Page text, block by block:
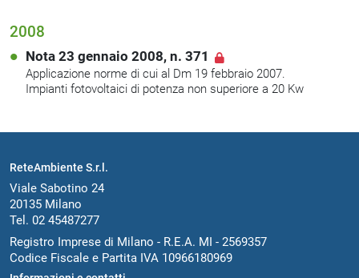
2008
Nota 23 gennaio 2008, n. 371
Applicazione norme di cui al Dm 19 febbraio 2007.
Impianti fotovoltaici di potenza non superiore a 20 Kw
ReteAmbiente S.r.l.
Viale Sabotino 24
20135 Milano
Tel. 02 45487277
Registro Imprese di Milano - R.E.A. MI - 2569357
Codice Fiscale e Partita IVA 10966180969